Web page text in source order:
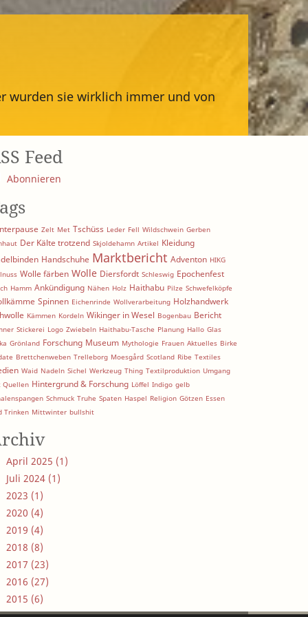
wurden sie wirklich immer und von
Feed
Abonnieren
Zelt Met Tschüss Leder Fell Wildschwein Gerben
Der Kälte trotzend Skjoldehamn Artikel Kleidung
Handschuhe Marktbericht Adventon HIKG
Wolle färben Wolle Diersfordt Schleswig Epochenfest
Hamm Ankündigung Nähen Holz Haithabu Pilze Schwefelköpfe
Spinnen Eichenrinde Wollverarbeitung Holzhandwerk
Kämmen Kordeln Wikinger in Wesel Bogenbau Bericht
Stickerei Logo Zwiebeln Haithabu-Tasche Planung Hallo Glas
Grönland Forschung Museum Mythologie Frauen Aktuelles Birke
Brettchenweben Trelleborg Moesgård Scotland Ribe Textiles
Waid Nadeln Sichel Werkzeug Thing Textilproduktion Umgang
Quellen Hintergrund & Forschung Löffel Indigo gelb
Schmuck Truhe Spaten Haspel Religion Götzen Essen
Trinken Mittwinter bullshit
April 2025 (1)
Juli 2024 (1)
2023 (1)
2020 (4)
2019 (4)
2018 (8)
2017 (23)
2016 (27)
2015 (6)